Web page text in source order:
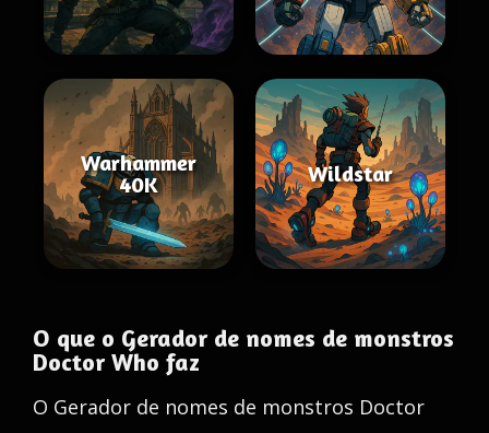
Warhammer
40K
Wildstar
O que o Gerador de nomes de monstros
Doctor Who faz
O Gerador de nomes de monstros Doctor